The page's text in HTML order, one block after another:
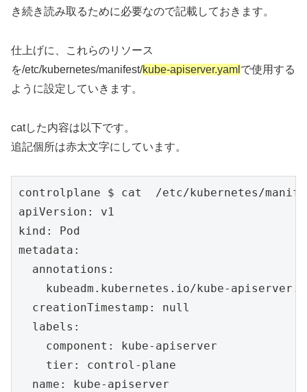
き続き読み取るために必要なので記載しておきます。
仕上げに、これらのリソース
を/etc/kubernetes/manifest/kube-apiserver.yaml で使用する
ように設定していきます。
catした内容は以下です。
追記個所は赤太文字にしています。
controlplane $ cat  /etc/kubernetes/
apiVersion: v1
kind: Pod
metadata:
  annotations:
kubeadm.kubernetes.io/kube-
  creationTimestamp: null
  labels:
    component: kube-apiserver
    tier: control-plane
  name: kube-apiserver